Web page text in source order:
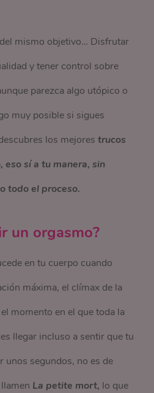
mismo objetivo… Disfrutar
y tener control sobre
parezca algo utópico o
muy posible si sigues
los mejorestrucos
eso sí a tu manera, sin
todo el proceso.
un orgasmo?
en tu cuerpo cuando
máxima, el clímax de la
momento en el que toda la
llegar incluso a sentir que tu
unos segundos, no es de
La petite mort, lo que